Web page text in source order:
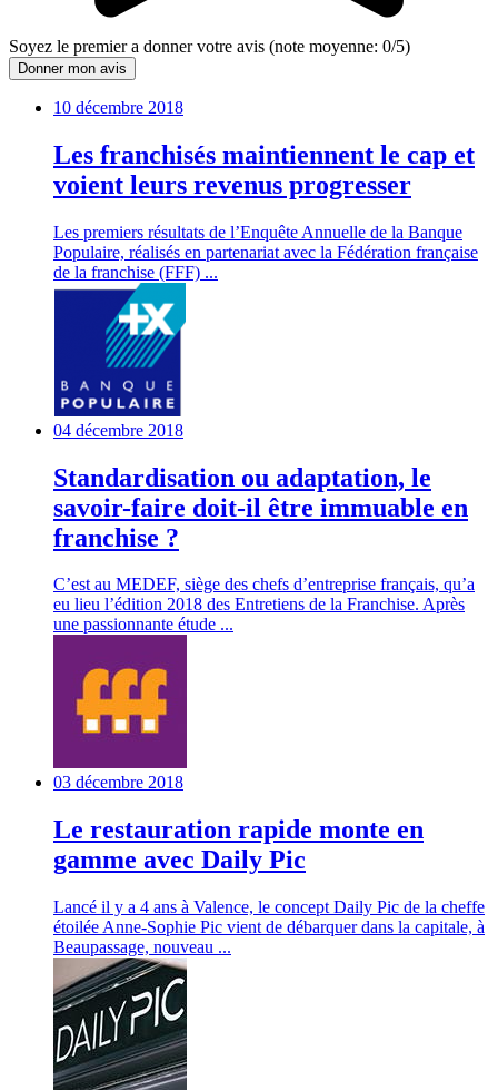
Soyez le premier a donner votre avis (note moyenne: 0/5)
Donner mon avis
10 décembre 2018
Les franchisés maintiennent le cap et
voient leurs revenus progresser
Les premiers résultats de l’Enquête Annuelle de la Banque
Populaire, réalisés en partenariat avec la Fédération française
de la franchise (FFF) ...
04 décembre 2018
Standardisation ou adaptation, le
savoir-faire doit-il être immuable en
franchise ?
C’est au MEDEF, siège des chefs d’entreprise français, qu’a
eu lieu l’édition 2018 des Entretiens de la Franchise. Après
une passionnante étude ...
03 décembre 2018
Le restauration rapide monte en
gamme avec Daily Pic
Lancé il y a 4 ans à Valence, le concept Daily Pic de la cheffe
étoilée Anne-Sophie Pic vient de débarquer dans la capitale, à
Beaupassage, nouveau ...